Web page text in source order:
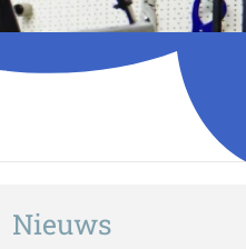
Nieuws